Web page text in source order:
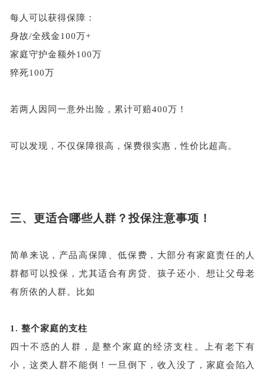
每人可以获得保障：
身故/全残金100万+
家庭守护金额外100万
猝死100万
若两人因同一意外出险，累计可赔400万！
可以发现，不仅保障很高，保费很实惠，性价比超高。
三、 更适合哪些人群？投保注意事项！
简单来说，产品高保障、低保费，大部分有家庭责任的人
群都可以投保，尤其适合有房贷、孩子还小、想让父母老
有所依的人群。比如
1. 整个家庭的支柱
四十不惑的人群，是整个家庭的经济支柱。上有老下有
小，这类人群不能倒！一旦倒下，收入没了，家庭会陷入